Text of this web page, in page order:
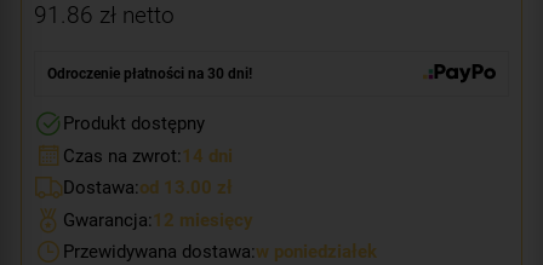
91.86 zł netto
Odroczenie płatności na 30 dni!
Produkt dostępny
Czas na zwrot:14 dni
Dostawa:od 13.00 zł
Gwarancja:12 miesięcy
Przewidywana dostawa:w poniedziałek